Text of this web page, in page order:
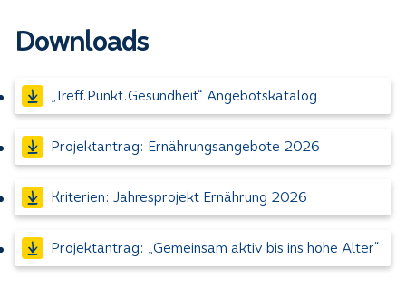
Downloads
„Treff.Punkt.Gesundheit“ Angebotskatalog
Projektantrag: Ernährungsangebote 2026
Kriterien: Jahresprojekt Ernährung 2026
Projektantrag: „Gemeinsam aktiv bis ins hohe Alter“